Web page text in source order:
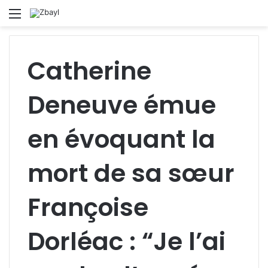
Menu
Catherine
Deneuve émue
en évoquant la
mort de sa sœur
Françoise
Dorléac : “Je l’ai